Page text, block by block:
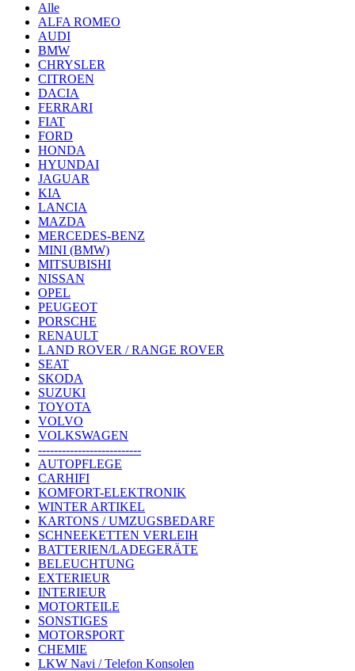
Alle
ALFA ROMEO
AUDI
BMW
CHRYSLER
CITROEN
DACIA
FERRARI
FIAT
FORD
HONDA
HYUNDAI
JAGUAR
KIA
LANCIA
MAZDA
MERCEDES-BENZ
MINI (BMW)
MITSUBISHI
NISSAN
OPEL
PEUGEOT
PORSCHE
RENAULT
LAND ROVER / RANGE ROVER
SEAT
SKODA
SUZUKI
TOYOTA
VOLVO
VOLKSWAGEN
--------------------------
AUTOPFLEGE
CARHIFI
KOMFORT-ELEKTRONIK
WINTER ARTIKEL
KARTONS / UMZUGSBEDARF
SCHNEEKETTEN VERLEIH
BATTERIEN/LADEGERÄTE
BELEUCHTUNG
EXTERIEUR
INTERIEUR
MOTORTEILE
SONSTIGES
MOTORSPORT
CHEMIE
LKW Navi / Telefon Konsolen